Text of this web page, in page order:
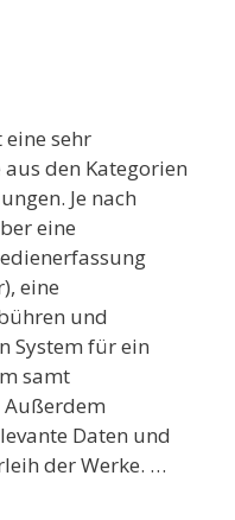
eine sehr
den Kategorien
Je nach
eine
eine
und
System für ein
samt
Daten und
der Werke. …